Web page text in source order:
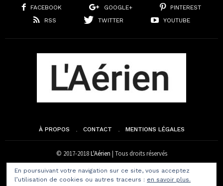
FACEBOOK GOOGLE+
PINTEREST
RSS
TWITTER YOUTUBE
À PROPOS CONTACT MENTIONS LÉGALES
© 2017-2018L'Aérien | Tous droits réservés
En poursuivant votre navigation sur ce site, vous acceptez
l’utilisation de cookies ou autres traceurs : en savoir plus.